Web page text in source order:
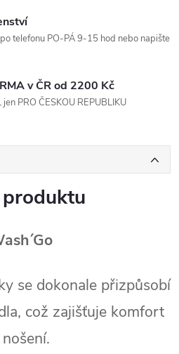
telefonu PO-PÁ 9-15 hod nebo napište
v ČR od 2200 Kč
PRO ČESKOU REPUBLIKU
se dokonale přizpůsobí
což zajišťuje komfort